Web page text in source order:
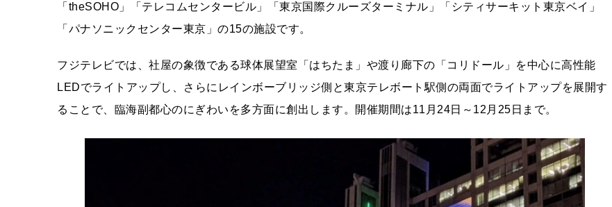
「theSOHO」「テレコムセンタービル」「東京国際クルーズターミナル」「シティサーキット東京ベイ」
「パナソニックセンター東京」の15の施設です。
フジテレビでは、社屋の象徴である球体展望室「はちたま」や渡り廊下の「コリドール」を中心に高性能
LEDでライトアップし、さらにレインボーブリッジ側と東京テレボート駅側の両面でライトアップを展開す
ることで、臨海副都心のにぎわいを多方面に創出します。開催期間は11月24日～12月25日まで。